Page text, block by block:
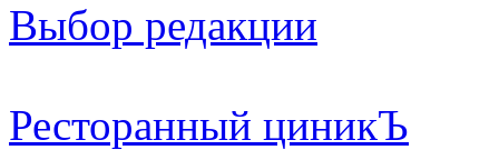
Выбор редакции
Ресторанный циникЪ